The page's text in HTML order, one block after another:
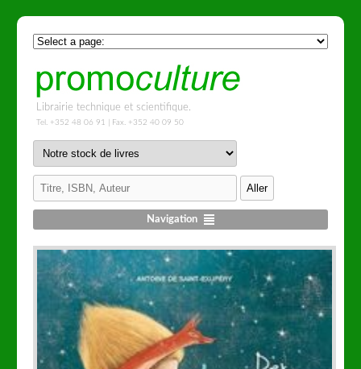
Librairie technique et scientifique.
Tel. +352 48 06 91 | Fax. +352 40 09 50
Navigation